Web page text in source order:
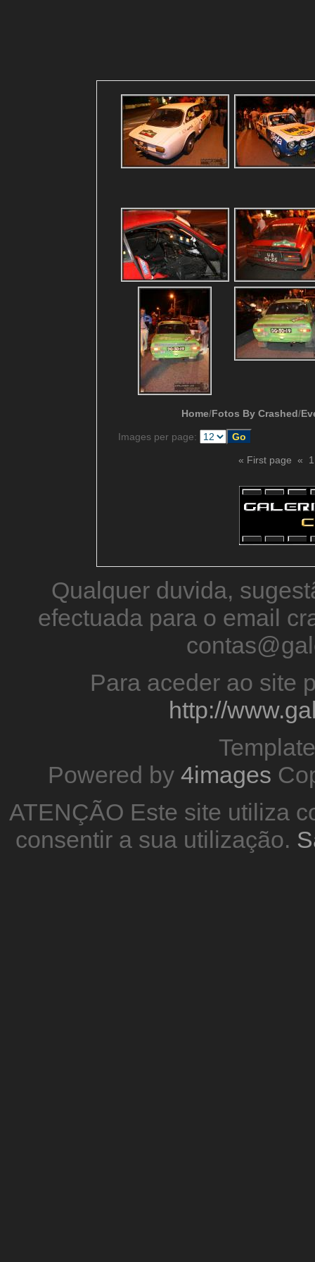
Home/Fotos By Crashed/
Images per page:
« First page « 1
Qualquer duvida,
efectuada para o email
Para aceder ao site
http://
Powered by 4images
ATENÇÃO Este site utiliza
consentir a sua utilização.